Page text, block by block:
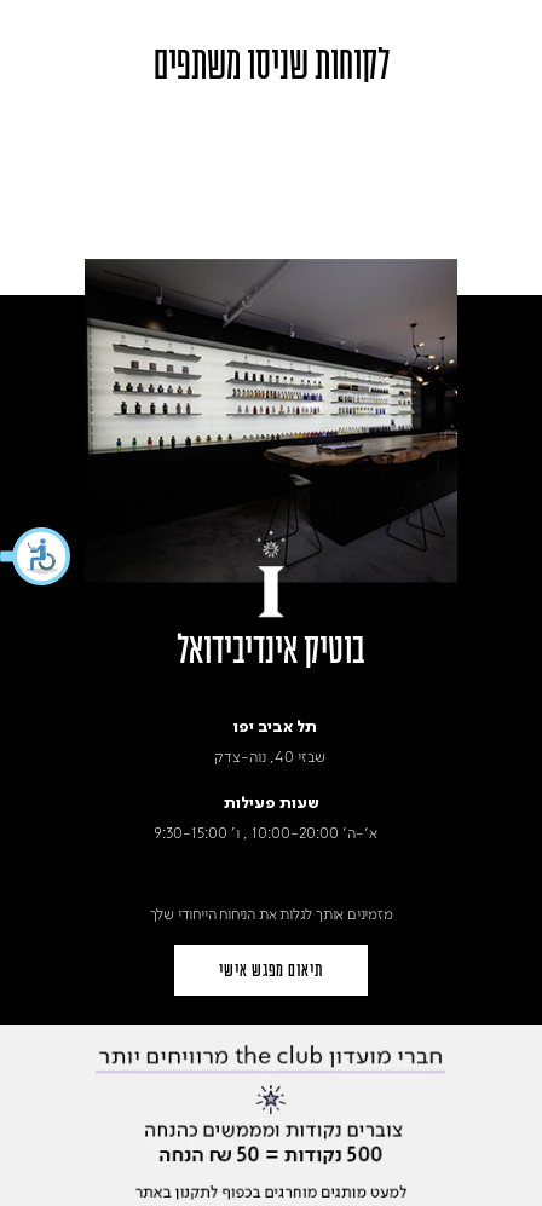
לקוחות שניסו משתפים
בוטיק אינדיבידואל
תל אביב יפו
שבזי 40, נוה-צדק
שעות פעילות
א׳-ה׳ 10:00-20:00 , ו' 9:30-15:00
מזמינים אותך לגלות את הניחוח הייחודי שלך
תיאום מפגש אישי